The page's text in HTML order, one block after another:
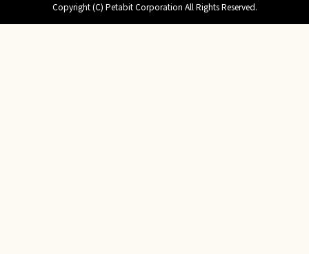
Copyright (C) Petabit Corporation All Rights Reserved.